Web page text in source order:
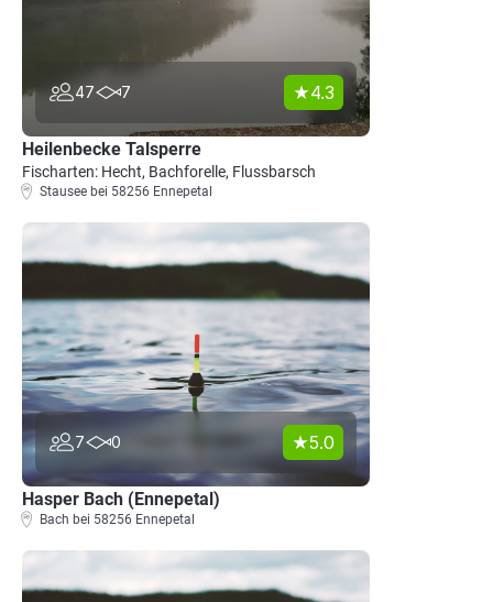
47 7 4.3
Heilenbecke Talsperre
Fischarten: Hecht, Bachforelle, Flussbarsch
Stausee bei 58256 Ennepetal
7 0 5.0
Hasper Bach (Ennepetal)
Bach bei 58256 Ennepetal